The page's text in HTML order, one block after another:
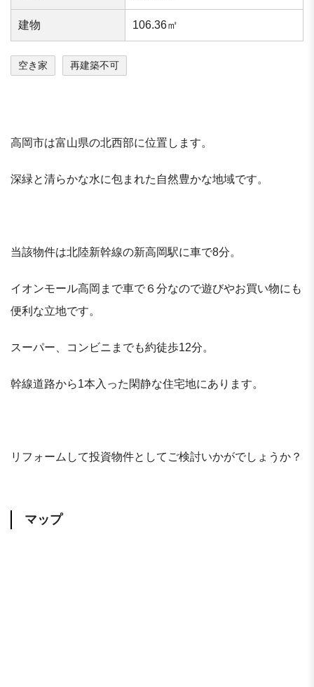
建物 106.36㎡
空き家 再建築不可
高岡市は富山県の北西部に位置します。
深緑と清らかな水に包まれた自然豊かな地域です。
当該物件は北陸新幹線の新高岡駅に車で8分。
イオンモール高岡まで車で６分なので遊びやお買い物にも
便利な立地です。
スーパー、コンビニまでも約徒歩12分。
幹線道路から1本入った閑静な住宅地にあります。
リフォームして投資物件としてご検討いかがでしょうか？
マップ